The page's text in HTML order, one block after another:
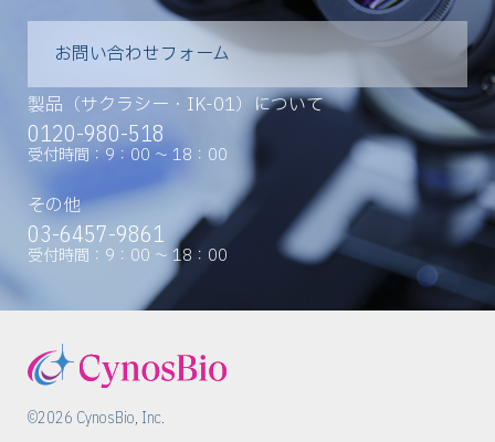
お問い合わせフォーム
製品（サクラシー・IK-01）について
0120-980-518
受付時間：9：00 ～ 18：00
その他
03-6457-9861
受付時間：9：00 ～ 18：00
©2026 CynosBio, Inc.